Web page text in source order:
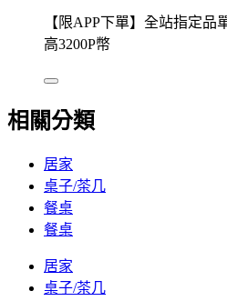
【限APP下單】全站指定品
高3200P幣
相關分類
居家
桌子/茶几
餐桌
餐桌
居家
桌子/茶几